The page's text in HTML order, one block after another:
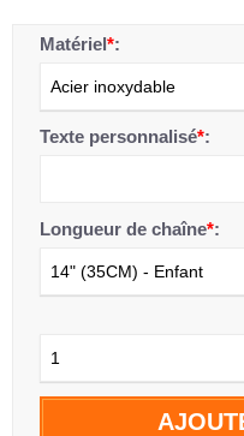
Matériel*:
Acier inoxydable
Texte personnalisé*:
Longueur de chaîne*:
14" (35CM) - Enfant
1